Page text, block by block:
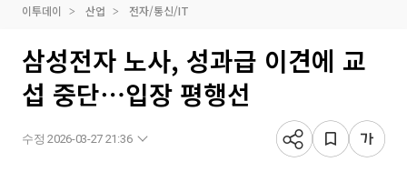
이투데이 산업 전자/통신/IT
삼성전자 노사, 성과급 이견에 교
섭 중단⋯입장 평행선
수정 2026-03-27 21:36